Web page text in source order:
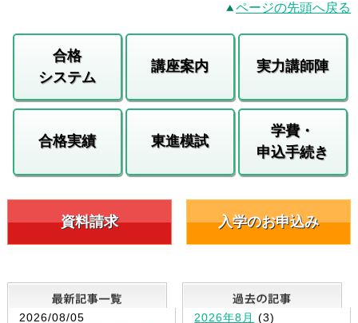
ページの先頭へ戻る
合格
システム
講座案内 実力講師陣
合格実績 東進模試
学費・
申込手続き
資料請求 入学のお申込み
最新記事一覧
2026/08/05
2026年8月 (3)